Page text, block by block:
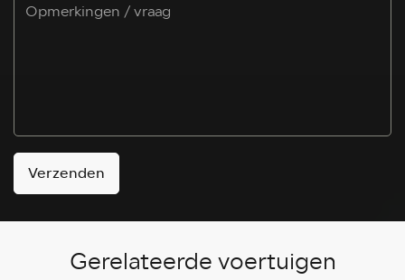
Verzenden
Gerelateerde voertuigen